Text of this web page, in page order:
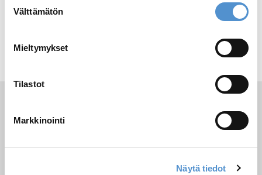
valinta
Välttämätön
Mieltymykset
Tilastot
Markkinointi
Näytä tiedot
Lue lisää
LM-Dental™│LM-Instruments Oy
Norrbyn rantatie 8, FI-21600 Parainen, Finland